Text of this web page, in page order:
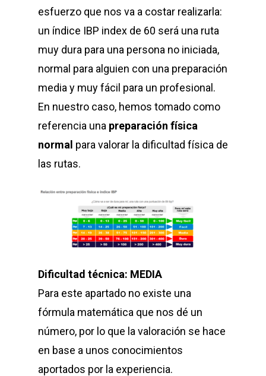
esfuerzo que nos va a costar realizarla:
un índice IBP index de 60 será una ruta
muy dura para una persona no iniciada,
normal para alguien con una preparación
media y muy fácil para un profesional.
En nuestro caso, hemos tomado como
referencia una preparación física
normal para valorar la dificultad física de
las rutas.
Dificultad técnica: MEDIA
Para este apartado no existe una
fórmula matemática que nos dé un
número, por lo que la valoración se hace
en base a unos conocimientos
aportados por la experiencia.